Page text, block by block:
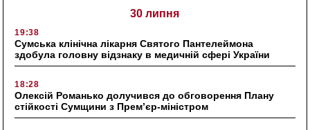
30 липня
19:38
Сумська клінічна лікарня Святого Пантелеймона
здобула головну відзнаку в медичній сфері України
18:28
Олексій Романько долучився до обговорення Плану
стійкості Сумщини з Прем’єр-міністром